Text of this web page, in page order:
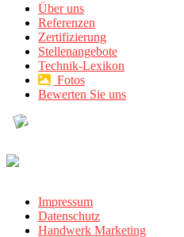
Über uns
Referenzen
Zertifizierung
Stellenangebote
Technik-Lexikon
Fotos
Bewerten Sie uns
Impressum
Datenschutz
Handwerk Marketing